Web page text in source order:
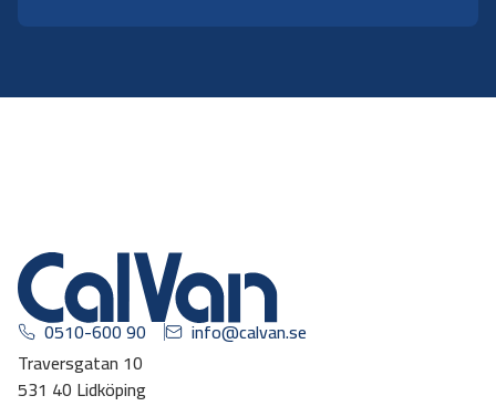
0510-600 90
info@calvan.se
Traversgatan 10
531 40 Lidköping